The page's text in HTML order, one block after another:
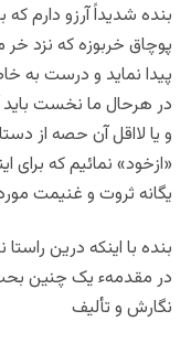
بنده شدیداً آرزو دارم که
پوچاق خربوزه که نزد خر
پیدا نماید و درست به
در هرحال ما نخست
و یا لااقل آن حصه از
«ازخود» نمائیم که برای
یگانه ثروت و غنیمت
بنده با اینکه درین
در مقدمهء یک چنین
نگارش و تألیف